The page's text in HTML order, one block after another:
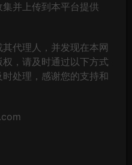
并上传到本平台提供
代理人，并发现在本网
，请及时通过以下方式
处理，感谢您的支持和